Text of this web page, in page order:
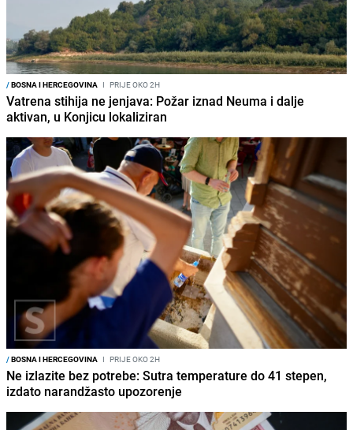
/BOSNA I HERCEGOVINA I PRIJE OKO 2H
Vatrena stihija ne jenjava: Požar iznad Neuma i dalje
aktivan, u Konjicu lokaliziran
/BOSNA I HERCEGOVINA I PRIJE OKO 2H
Ne izlazite bez potrebe: Sutra temperature do 41 stepen,
izdato narandžasto upozorenje